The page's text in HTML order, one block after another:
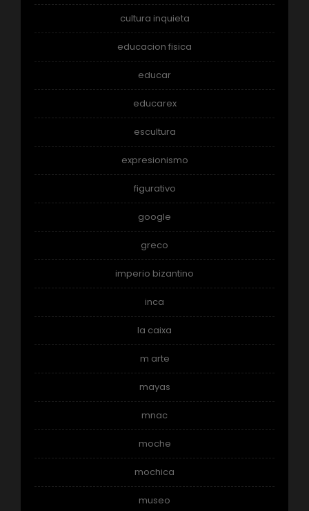
cultura inquieta
educacion fisica
educar
educarex
escultura
expresionismo
figurativo
google
greco
imperio bizantino
inca
la caixa
m arte
mayas
mnac
moche
mochica
museo